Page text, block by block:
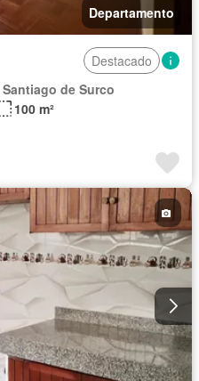
Departamento
Destacado
de Surco
100 m²